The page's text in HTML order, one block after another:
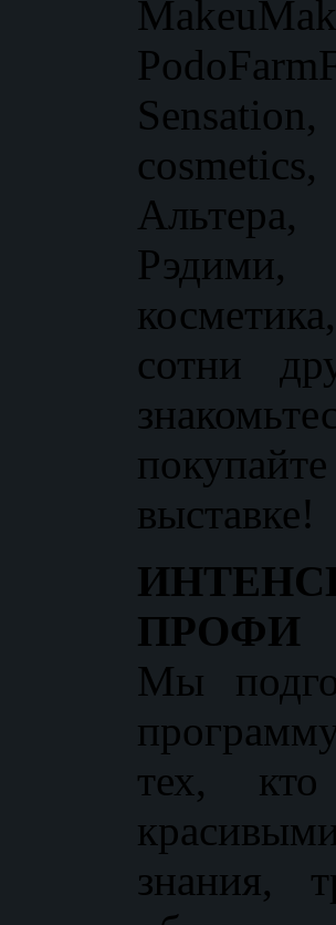
сотни
выставке!
ПРОФИ
Мы
тех,
знания,